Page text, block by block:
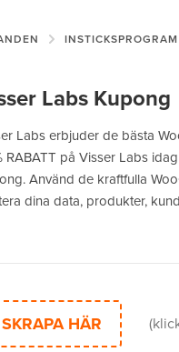
INSTICKSPROGRAM
Labs Kupong
Labs erbjuder de bästa
RABATT på Visser Labs
Använd de kraftfulla
dina data, produkter,
SKRAPA HÄR